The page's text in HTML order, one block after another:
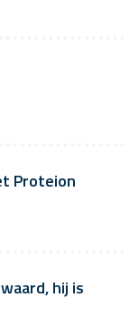
Proteion
hij is